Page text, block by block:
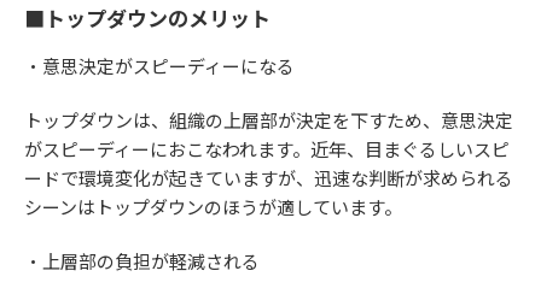
■トップダウンのメリット
・意思決定がスピーディーになる
トップダウンは、組織の上層部が決定を下すため、意思決定
がスピーディーにおこなわれます。近年、目まぐるしいスピ
ードで環境変化が起きていますが、迅速な判断が求められる
シーンはトップダウンのほうが適しています。
・上層部の負担が軽減される